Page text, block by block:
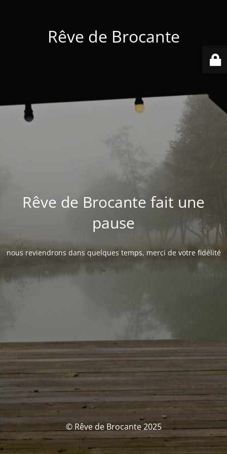
Rêve de Brocante
Rêve de Brocante fait une
pause
nous reviendrons dans quelques temps, merci de votre fidélité
© Rêve de Brocante 2025